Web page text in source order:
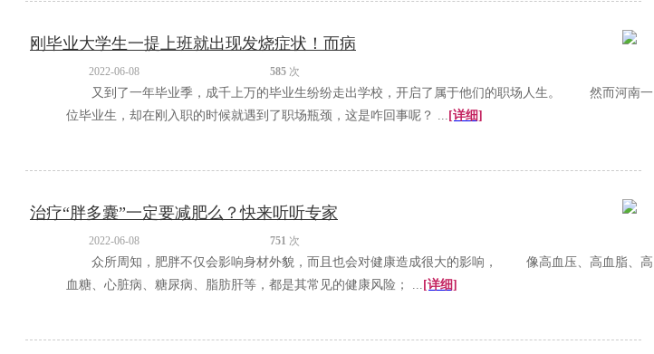
刚毕业大学生一提上班就出现发烧症状！而病
2022-06-08 585 次
又到了一年毕业季，成千上万的毕业生纷纷走出学校，开启了属于他们的职场人生。 然而河南一
位毕业生，却在刚入职的时候就遇到了职场瓶颈，这是咋回事呢？ ... [详细]
治疗“胖多囊”一定要减肥么？快来听听专家
2022-06-08 751 次
众所周知，肥胖不仅会影响身材外貌，而且也会对健康造成很大的影响， 像高血压、高血脂、高
血糖、心脏病、糖尿病、脂肪肝等，都是其常见的健康风险； ... [详细]